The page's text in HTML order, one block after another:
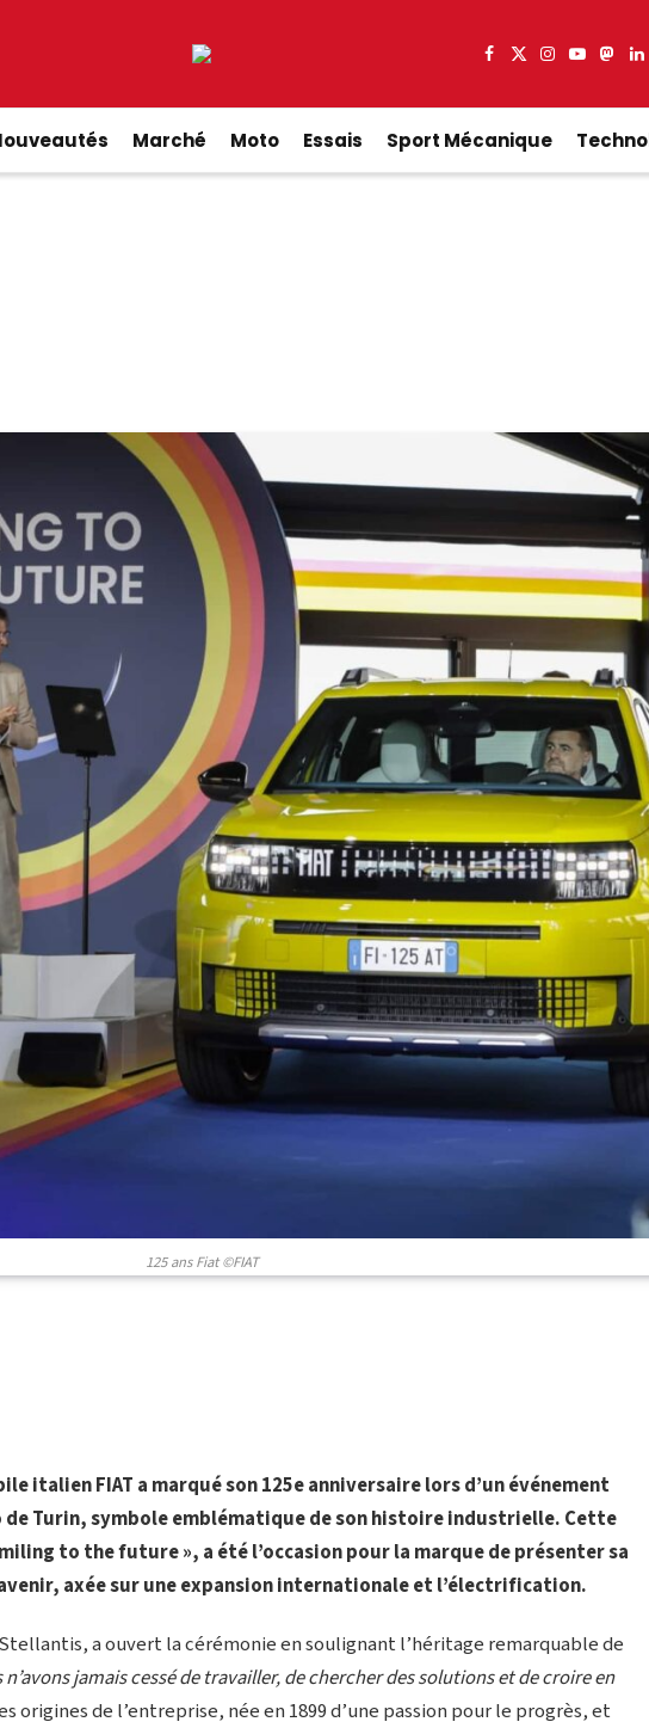
Facebook
X
Instagram
YouTube
Marché Moto Essais Sport Mécanique
125 ans Fiat ©FIAT
italien FIAT a marqué son 125e anniversaire lors d’un événement
Turin, symbole emblématique de son histoire industrielle. Cette
to the future », a été l’occasion pour la marque de présenter sa
axée sur une expansion internationale et l’électrification.
a ouvert la cérémonie en soulignant l’héritage remarquable de
n’avons jamais cessé de travailler, de chercher des solutions et de croire en
origines de l’entreprise, née en 1899 d’une passion pour le progrès, et